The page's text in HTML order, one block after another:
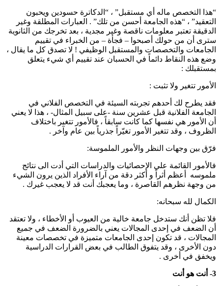
“هذا التخصص ماله أي مستقبل” ، “الدكاترة حسودين ويحبون
التعقيد” ، “هذه الجامعة أحسن من تلك” . العبارات المطلقة وغير
الدقيقة تعتبر معلومات ناقصة وغير مجدية ، بعد تخرجك من الثانوية
سترى أن من حولك أصبحوا – فجأة – من الخبراء في تقييم
الجامعات والتخصصات والمستقبل الوظيفي ! لا تصدق كل ما يقال ،
وضع هذه النقاط دائماً في الحسبان عند تقييم أي شيء يتعلق
بمستقبلك :
الأمور تتغير ولا تثبت :
فقد يطرح لك أحدهم تجربته السيئة في التخصص الفلاني في
الجامعة الفلانية قبل عشرين سنة -على سبيل المثال- ، هذا لا يعني
أن الأمور هي نفسها كما كانت سابقاً ، فالأمور تتغير باختلاف
الظروف ، وقد تتغير الأمور تغيّراً جذرياً بين عام وآخر .
فرّق بين وجهات النظر والأمور الملموسة:
فالأمور القائمة على الإحصائيات والدراسات التي أدت الى نتائج
ملموسه أعظم أثراً و أكثر دقة من آراء الأفراد الذين يرون الشيء
من وجهة نظرهم القاصرة ، وما يعجبك أنت قد لا يعجب غيرك .
الكمال لله سبحانه:
فلا تظن أنك ستدخل جامعة خالية من العيوب أو الأخطاء ، ولا تعتقد
أن الضعف في إحدى المجالات يعني بالضرورة الضعف في جميع
المجالات ، قد تكون إحدى الجامعات متميزة في تخصصات معينة
دون الأخرى ، وقد يتفوق الطالب في بعض القرارات الدراسية
ويخفق في أخرى .
3- أنت هو أنت